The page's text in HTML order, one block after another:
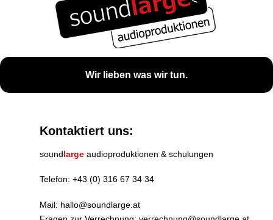
Wir lieben was wir tun.
Kontaktiert uns:
soundlarge audioproduktionen & schulungen
Telefon: +43 (0) 316 67 34 34
Mail: hallo@soundlarge.at